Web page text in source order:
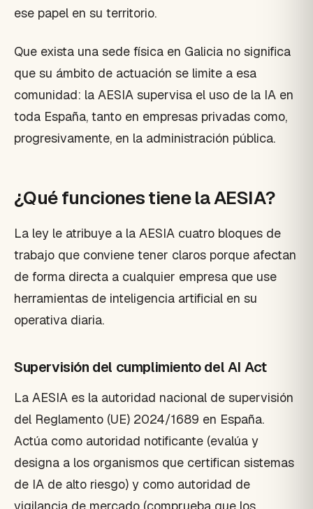
ese papel en su territorio.
Que exista una sede física en Galicia no significa
que su ámbito de actuación se limite a esa
comunidad: la AESIA supervisa el uso de la IA en
toda España, tanto en empresas privadas como,
progresivamente, en la administración pública.
¿Qué funciones tiene la AESIA?
La ley le atribuye a la AESIA cuatro bloques de
trabajo que conviene tener claros porque afectan
de forma directa a cualquier empresa que use
herramientas de inteligencia artificial en su
operativa diaria.
Supervisión del cumplimiento del AI Act
La AESIA es la autoridad nacional de supervisión
del Reglamento (UE) 2024/1689 en España.
Actúa como autoridad notificante (evalúa y
designa a los organismos que certifican sistemas
de IA de alto riesgo) y como autoridad de